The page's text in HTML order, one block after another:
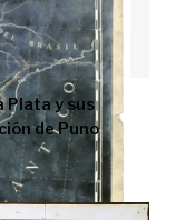
Plata y sus
de Puno